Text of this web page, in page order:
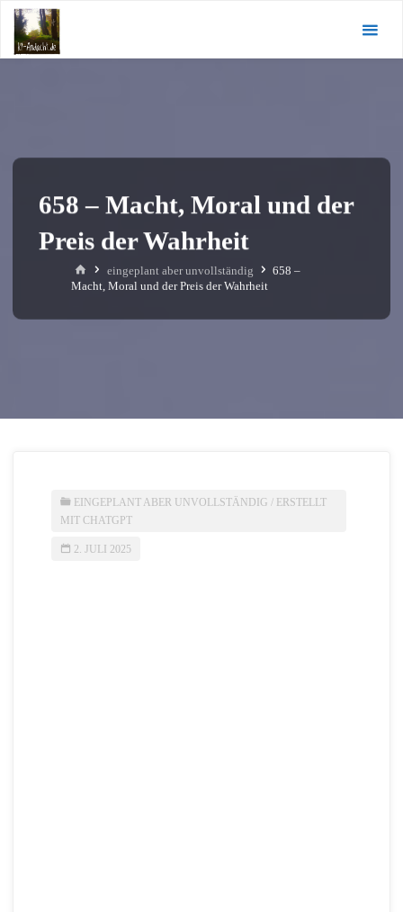
Zum
Inhalt
springen
658 – Macht, Moral und der
Preis der Wahrheit
Starteingeplant aber unvollständig
658 –
Macht, Moral und der Preis der Wahrheit
EINGEPLANT ABER UNVOLLSTÄNDIG / ERSTELLT
MIT CHATGPT
2. JULI 2025